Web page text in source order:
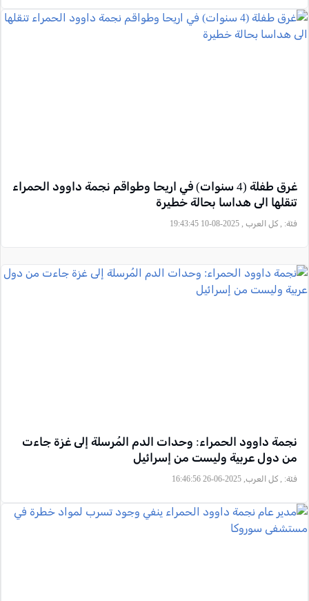
غرق طفلة (4 سنوات) في اريحا وطواقم نجمة داوود الحمراء
تنقلها الى هداسا بحالة خطيرة
فئة: , كل العرب , 2025-08-10 19:43:45
نجمة داوود الحمراء: وحدات الدم المُرسلة إلى غزة جاءت
من دول عربية وليست من إسرائيل
فئة: , كل العرب, 2025-06-26 16:46:56